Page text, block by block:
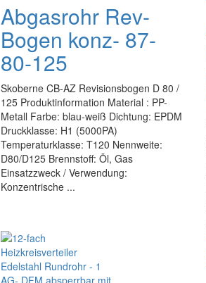
Abgasrohr Rev-
Bogen konz- 87-
80-125
Skoberne CB-AZ Revisionsbogen D 80 /
125 Produktinformation Material : PP-
Metall Farbe: blau-weiß Dichtung: EPDM
Druckklasse: H1 (5000PA)
Temperaturklasse: T120 Nennweite:
D80/D125 Brennstoff: Öl, Gas
Einsatzzweck / Verwendung:
Konzentrische ...